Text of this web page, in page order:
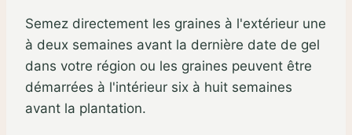
Semez directement les graines à l'extérieur une
à deux semaines avant la dernière date de gel
dans votre région ou les graines peuvent être
démarrées à l'intérieur six à huit semaines
avant la plantation.